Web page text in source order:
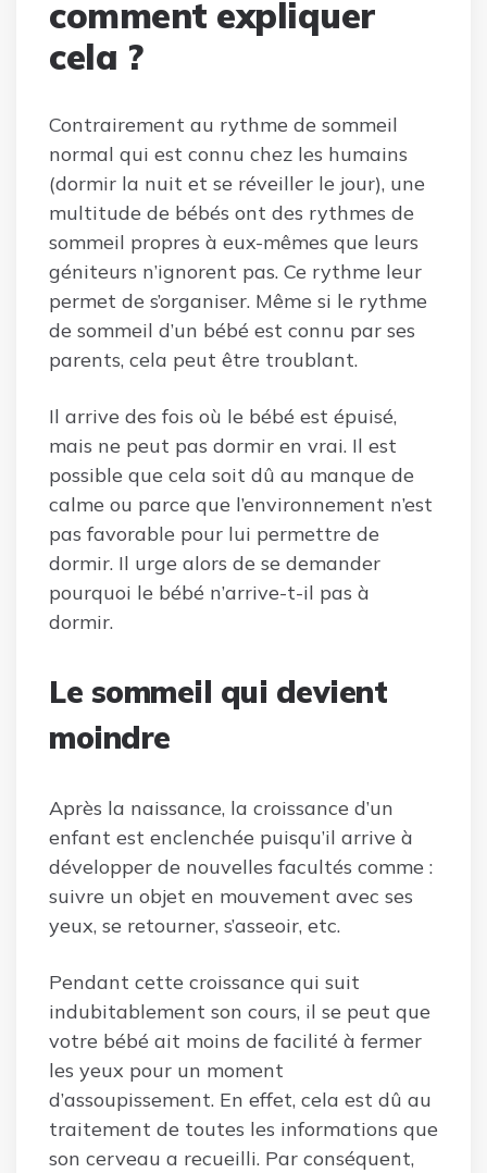
comment expliquer
cela ?
Contrairement au rythme de sommeil
normal qui est connu chez les humains
(dormir la nuit et se réveiller le jour), une
multitude de bébés ont des rythmes de
sommeil propres à eux-mêmes que leurs
géniteurs n’ignorent pas. Ce rythme leur
permet de s’organiser. Même si le rythme
de sommeil d’un bébé est connu par ses
parents, cela peut être troublant.
Il arrive des fois où le bébé est épuisé,
mais ne peut pas dormir en vrai. Il est
possible que cela soit dû au manque de
calme ou parce que l’environnement n’est
pas favorable pour lui permettre de
dormir. Il urge alors de se demander
pourquoi le bébé n’arrive-t-il pas à
dormir.
Le sommeil qui devient
moindre
Après la naissance, la croissance d’un
enfant est enclenchée puisqu’il arrive à
développer de nouvelles facultés comme :
suivre un objet en mouvement avec ses
yeux, se retourner, s’asseoir, etc.
Pendant cette croissance qui suit
indubitablement son cours, il se peut que
votre bébé ait moins de facilité à fermer
les yeux pour un moment
d’assoupissement. En effet, cela est dû au
traitement de toutes les informations que
son cerveau a recueilli. Par conséquent,